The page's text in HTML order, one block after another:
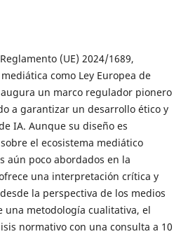
(UE) 2024/1689,
como Ley Europea de
un marco regulador pionero
a garantizar un desarrollo ético y
IA. Aunque su diseño es
el ecosistema mediático
aún poco abordados en la
una interpretación crítica y
la perspectiva de los medios
una metodología cualitativa, el
normativo con una consulta a 10